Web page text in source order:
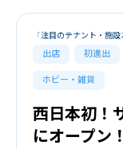
出店 初進出
ホビー・雑貨
「注目のテナント・施
西日本初！
にオープン！